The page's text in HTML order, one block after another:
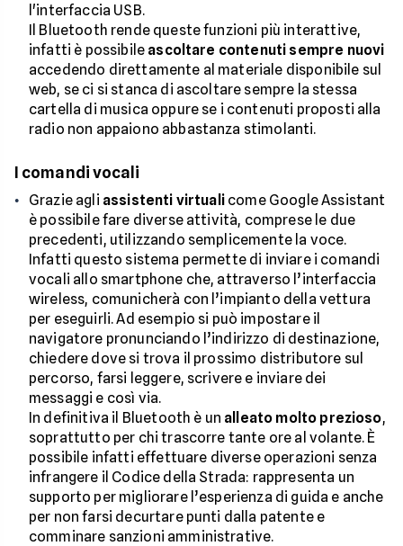
l'interfaccia USB.
Il Bluetooth rende queste funzioni più interattive,
infatti è possibile ascoltare contenuti sempre nuovi
accedendo direttamente al materiale disponibile sul
web, se ci si stanca di ascoltare sempre la stessa
cartella di musica oppure se i contenuti proposti alla
radio non appaiono abbastanza stimolanti.
I comandi vocali
Grazie agli assistenti virtualicome Google Assistant
è possibile fare diverse attività, comprese le due
precedenti, utilizzando semplicemente la voce.
Infatti questo sistema permette di inviare i comandi
vocali allo smartphone che, attraverso l’interfaccia
wireless, comunicherà con l’impianto della vettura
per eseguirli. Ad esempio si può impostare il
navigatore pronunciando l’indirizzo di destinazione,
chiedere dove si trova il prossimo distributore sul
percorso, farsi leggere, scrivere e inviare dei
messaggi e così via.
In definitiva il Bluetooth è un alleato molto prezioso,
soprattutto per chi trascorre tante ore al volante. È
possibile infatti effettuare diverse operazioni senza
infrangere il Codice della Strada: rappresenta un
supporto per migliorare l’esperienza di guida e anche
per non farsi decurtare punti dalla patente e
comminare sanzioni amministrative.